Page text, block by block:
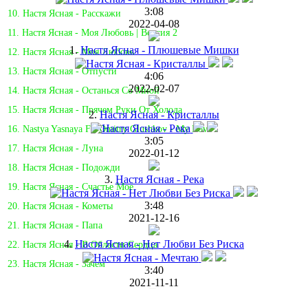
10. Настя Ясная - Расскажи
11. Настя Ясная - Моя Любовь | Версия 2
12. Настя Ясная - Моя Любовь
13. Настя Ясная - Отпусти
14. Настя Ясная - Останься Со Мной
15. Настя Ясная - Прячем Руки От Холода
16. Nastya Yasnaya Ft. Dmitry Glushkov - My Love
17. Настя Ясная - Луна
18. Настя Ясная - Подожди
19. Настя Ясная - Счастье Моё
20. Настя Ясная - Кометы
21. Настя Ясная - Папа
22. Настя Ясная - В Области Сердца
23. Настя Ясная - Зачем
3:08
2022-04-08
1.Настя Ясная - Плюшевые Мишки
4:06
2022-02-07
2.Настя Ясная - Кристаллы
3:05
2022-01-12
3. Настя Ясная - Река
3:48
2021-12-16
4.Настя Ясная - Нет Любви Без Риска
3:40
2021-11-11